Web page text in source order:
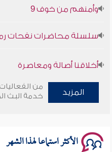
وأمنهم من خوف 9
سلسلة محاضرات نفحات
أخلاقنا أصالة ومعاصرة
وأمنهم من خوف 9
المزيد
من
خدمة البث
الأكثر استماعا لهذا الشهر